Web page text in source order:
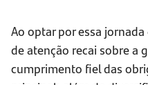
Ao optar por essa
de atenção recai sobre a
cumprimento fiel das